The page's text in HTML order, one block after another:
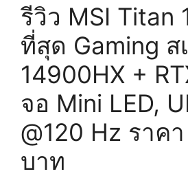
รีวิว MSI Titan
ที่สุด Gaming ส
14900HX +
จอ Mini LED,
@120 Hz ราค
บาท